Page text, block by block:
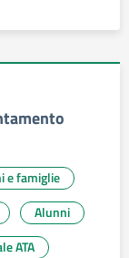
e famiglie
Alunni
ATA